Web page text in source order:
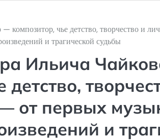
композитор, чье детство, творчество и
и трагической судьбы
Ильича
детство,
от первых
и